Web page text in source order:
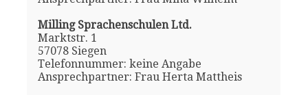
Milling Sprachenschulen Ltd.
Marktstr. 1
57078 Siegen
Telefonnummer: keine Angabe
Ansprechpartner: Frau Herta Mattheis